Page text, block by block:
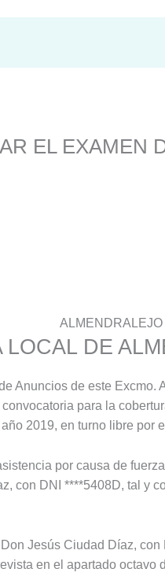
EL EXAMEN
ALMENDRALEJO
DE
Anuncios de este
para la
2019, en turno libre por
por causa de
con DNI ****5408D, tal y
Jesús Ciudad Díaz,
en el apartado octavo